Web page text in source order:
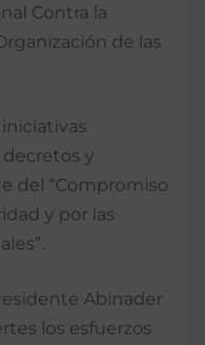
Contra la
de las
y
del “Compromiso
y por las
Abinader
los esfuerzos